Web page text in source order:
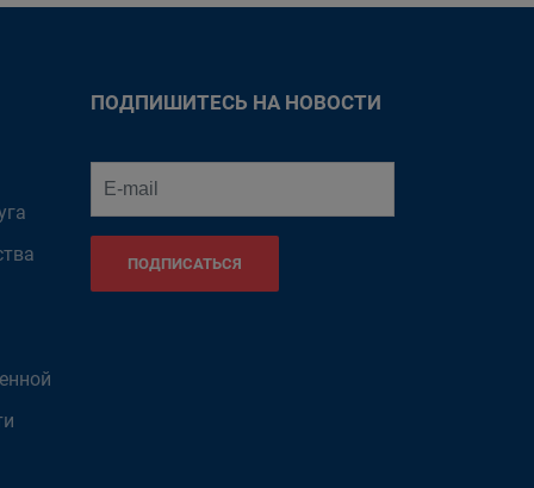
ПОДПИШИТЕСЬ НА НОВОСТИ
ПОДПИСАТЬСЯ